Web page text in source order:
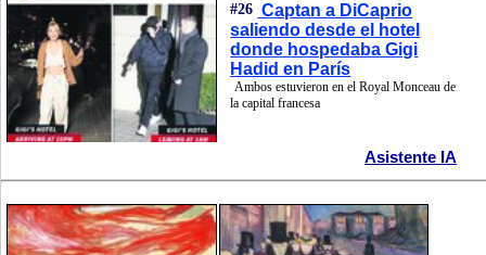
#26 Captan a DiCaprio
saliendo desde el hotel
donde hospedaba Gigi
Hadid en París
Ambos estuvieron en el Royal Monceau de
la capital francesa
Asistente IA